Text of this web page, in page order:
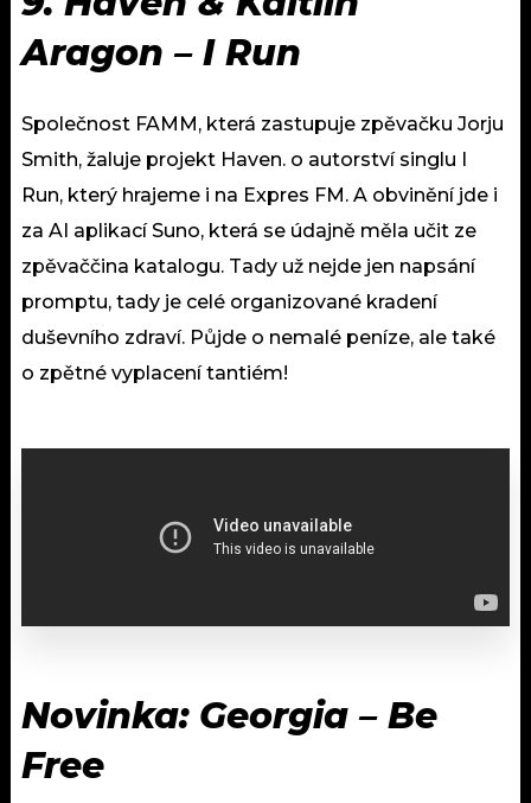
Aragon – I Run
Společnost FAMM, která zastupuje zpěvačku Jorju
Smith, žaluje projekt Haven. o autorství singlu I
Run, který hrajeme i na Expres FM. A obvinění jde i
za AI aplikací Suno, která se údajně měla učit ze
zpěvaččina katalogu. Tady už nejde jen napsání
promptu, tady je celé organizované kradení
duševního zdraví. Půjde o nemalé peníze, ale také
o zpětné vyplacení tantiém!
Novinka: Georgia – Be
Free